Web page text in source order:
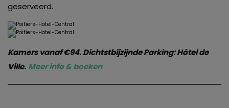
geserveerd.
Kamers vanaf €94. Dichtstbijzijnde Parking: Hôtel de
Ville. Meer info & boeken